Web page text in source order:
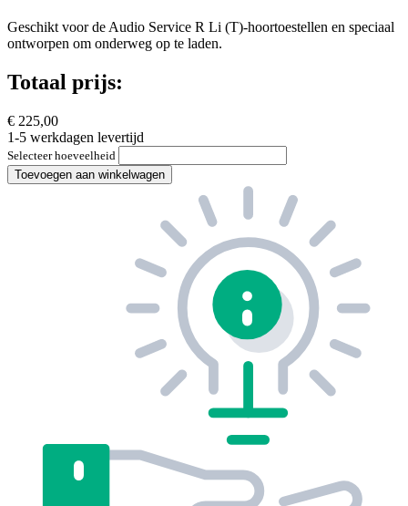
Geschikt voor de Audio Service R Li (T)-hoortoestellen en speciaal
ontworpen om onderweg op te laden.
Totaal prijs:
€ 225,00
1-5 werkdagen levertijd
Selecteer hoeveelheid
Toevoegen aan winkelwagen